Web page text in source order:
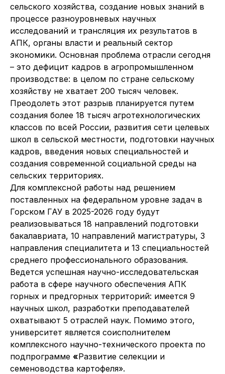
сельского хозяйства, создание новых знаний в
процессе разноуровневых научных
исследований и трансляция их результатов в
АПК, органы власти и реальный сектор
экономики. Основная проблема отрасли сегодня
– это дефицит кадров в агропромышленном
производстве: в целом по стране сельскому
хозяйству не хватает 200 тысяч человек.
Преодолеть этот разрыв планируется путем
создания более 18 тысяч агротехнологических
классов по всей России, развития сети целевых
школ в сельской местности, подготовки научных
кадров, введения новых специальностей и
создания современной социальной среды на
сельских территориях.
Для комплексной работы над решением
поставленных на федеральном уровне задач в
Горском ГАУ в 2025-2026 году будут
реализовываться 18 направлений подготовки
бакалавриата, 10 направлений магистратуры, 3
направления специалитета и 13 специальностей
среднего профессионального образования.
Ведется успешная научно-исследовательская
работа в сфере научного обеспечения АПК
горных и предгорных территорий: имеется 9
научных школ, разработки преподавателей
охватывают 5 отраслей наук. Помимо этого,
университет является соисполнителем
комплексного научно-технического проекта по
подпрограмме «Развитие селекции и
семеноводства картофеля».